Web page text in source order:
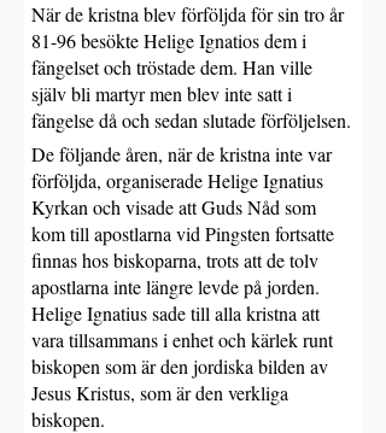
När de kristna blev förföljda för sin tro år
81-96 besökte Helige Ignatios dem i
fängelset och tröstade dem. Han ville
själv bli martyr men blev inte satt i
fängelse då och sedan slutade förföljelsen.
De följande åren, när de kristna inte var
förföljda, organiserade Helige Ignatius
Kyrkan och visade att Guds Nåd som
kom till apostlarna vid Pingsten fortsatte
finnas hos biskoparna, trots att de tolv
apostlarna inte längre levde på jorden.
Helige Ignatius sade till alla kristna att
vara tillsammans i enhet och kärlek runt
biskopen som är den jordiska bilden av
Jesus Kristus, som är den verkliga
biskopen.